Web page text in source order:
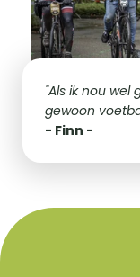
"Als ik nou wel
gewoon
- Finn -